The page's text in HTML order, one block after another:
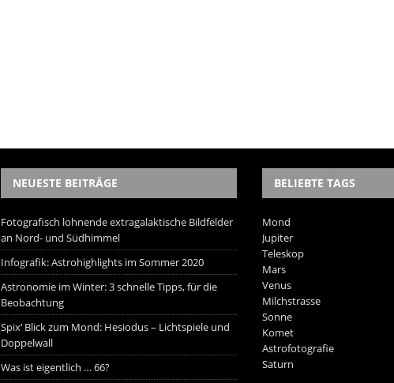
NEUESTE BEITRÄGE
Fotografisch lohnende extragalaktische Bildfelder
an Nord- und Südhimmel
Infografik: Astrohighlights im Sommer 2020
Astronomie im Winter: 3 schnelle Tipps, für die
Beobachtung
Spix‘ Blick zum Mond: Hesiodus – Lichtspiele und
Doppelwall
Was ist eigentlich … 66?
BELIEBTE TAGS
Mond
Jupiter
Teleskop
Mars
Venus
Milchstrasse
Sonne
Komet
Astrofotografie
Saturn